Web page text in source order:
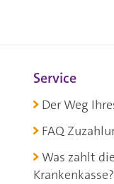
Service
Der Weg
FAQ
Was zahlt die
Krankenkasse?